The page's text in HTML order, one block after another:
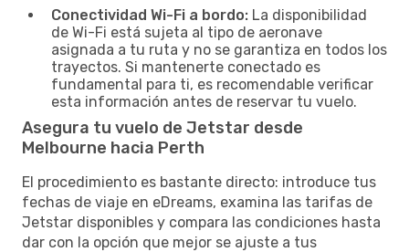
Conectividad Wi-Fi a bordo: La disponibilidad
de Wi-Fi está sujeta al tipo de aeronave
asignada a tu ruta y no se garantiza en todos los
trayectos. Si mantenerte conectado es
fundamental para ti, es recomendable verificar
esta información antes de reservar tu vuelo.
Asegura tu vuelo de Jetstar desde
Melbourne hacia Perth
El procedimiento es bastante directo: introduce tus
fechas de viaje en eDreams, examina las tarifas de
Jetstar disponibles y compara las condiciones hasta
dar con la opción que mejor se ajuste a tus